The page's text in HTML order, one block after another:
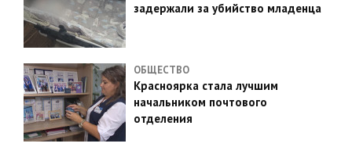
задержали за убийство младенца
ОБЩЕСТВО
Красноярка стала лучшим
начальником почтового
отделения